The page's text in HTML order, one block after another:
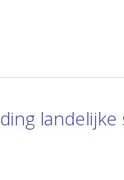
landelijke